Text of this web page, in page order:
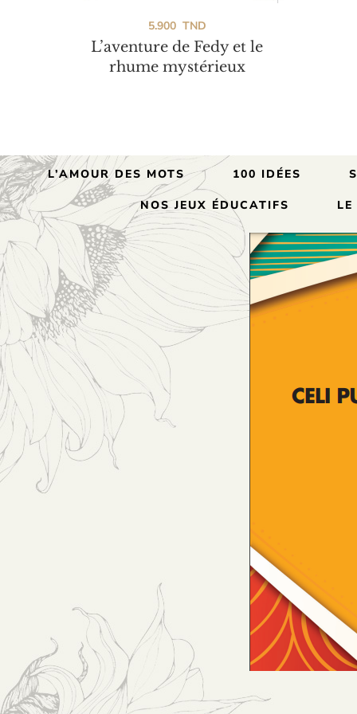
L’aventure de Fedy et le
rhume mystérieux
5.900 TND
L’AMOUR DES MOTS 100 IDÉES
NOS JEUX ÉDUCATIFS